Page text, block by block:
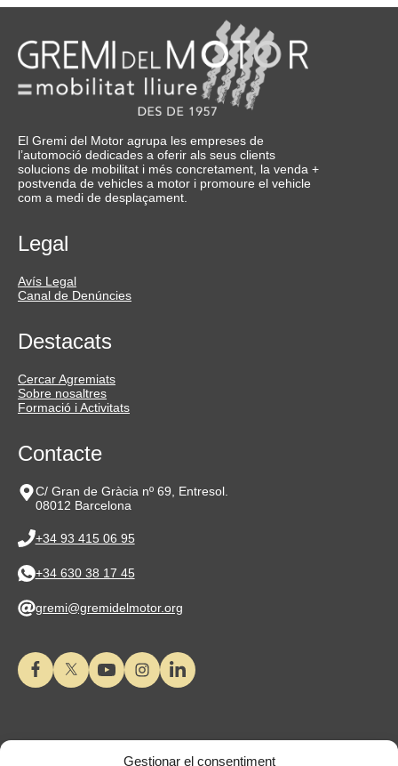
Gestionar el consentiment
El Gremi del Motor agrupa les empreses de
l’automoció dedicades a oferir als seus clients
solucions de mobilitat i més concretament, la venda +
postvenda de vehicles a motor i promoure el vehicle
com a medi de desplaçament.
Legal
Avís Legal
Canal de Denúncies
Destacats
Cercar Agremiats
Sobre nosaltres
Formació i Activitats
Contacte
C/ Gran de Gràcia nº 69, Entresol.
08012 Barcelona
+34 93 415 06 95
+34 630 38 17 45
gremi@gremidelmotor.org